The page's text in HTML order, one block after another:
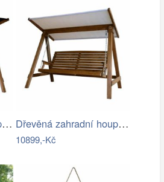
Dřevěná zahradní houpačka Lucas pro 4… Dřevěná zahradní houpačka Lucas pro 4…
10899,-Kč